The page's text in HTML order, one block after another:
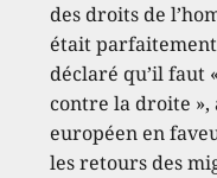
des droits de
était parfaitement
déclaré qu’il faut
contre la droite
européen en
les retours des